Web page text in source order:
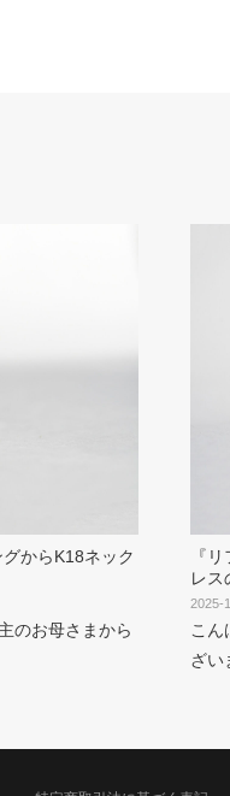
からK18ネック
のお母さまから
『
レス
2025-
こ
ざい